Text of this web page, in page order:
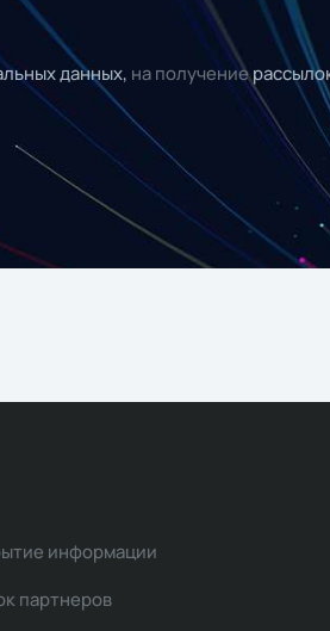
данных, на получение
информации
партнеров